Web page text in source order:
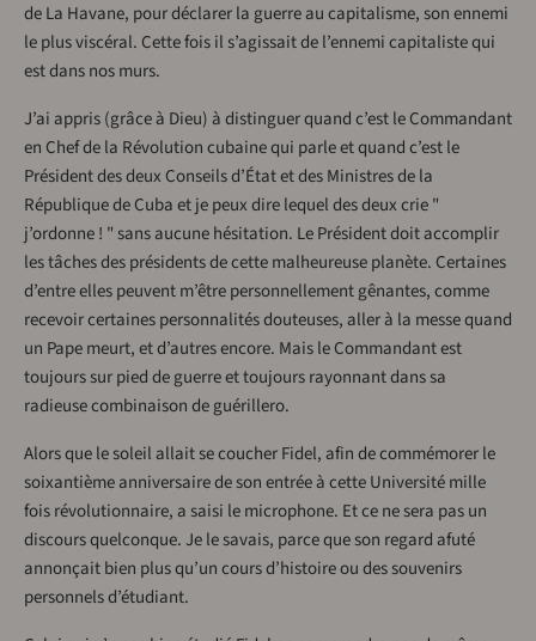
de La Havane, pour déclarer la guerre au capitalisme, son ennemi
le plus viscéral. Cette fois il s’agissait de l’ennemi capitaliste qui
est dans nos murs.
J’ai appris (grâce à Dieu) à distinguer quand c’est le Commandant
en Chef de la Révolution cubaine qui parle et quand c’est le
Président des deux Conseils d’État et des Ministres de la
République de Cuba et je peux dire lequel des deux crie "
j’ordonne ! " sans aucune hésitation. Le Président doit accomplir
les tâches des présidents de cette malheureuse planète. Certaines
d’entre elles peuvent m’être personnellement gênantes, comme
recevoir certaines personnalités douteuses, aller à la messe quand
un Pape meurt, et d’autres encore. Mais le Commandant est
toujours sur pied de guerre et toujours rayonnant dans sa
radieuse combinaison de guérillero.
Alors que le soleil allait se coucher Fidel, afin de commémorer le
soixantième anniversaire de son entrée à cette Université mille
fois révolutionnaire, a saisi le microphone. Et ce ne sera pas un
discours quelconque. Je le savais, parce que son regard afuté
annonçait bien plus qu’un cours d’histoire ou des souvenirs
personnels d’étudiant.